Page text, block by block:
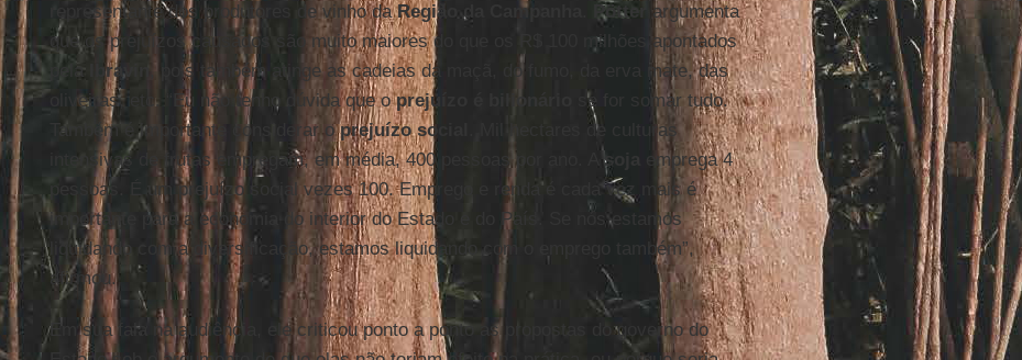
representante dos produtores de vinho daRegião da Campanha Pötter
argumenta
que os prejuízos causados são muito maiores do que os R$ 100 milhões apontados
pela
Ibravin
, pois também atinge as cadeias da maçã, do fumo, da erva mate, das
oliveiras, etc. “Eu não tenho dúvida que oprejuízo é bilionário
se for somar tudo.
Também é importante considerar oprejuízo social
. Mil hectares de culturas
intensivas de frutas empregam, em média, 400 pessoas por ano. A soja
emprega 4
pessoas. É um prejuízo social vezes 100. Emprego e renda é cada vez mais é
importante para a economia do interior do Estado e do País. Se nós estamos
liquidando com a diversificação, estamos liquidando com o emprego também”,
afirmou.
Em sua fala na audiência, ele criticou ponto a ponto as propostas do governo do